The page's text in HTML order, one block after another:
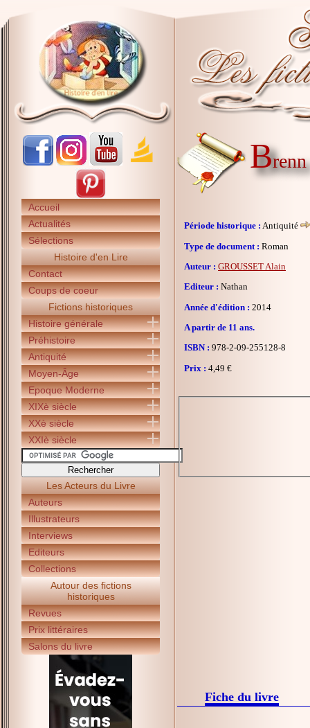
Accueil
Actualités
Sélections
Histoire d'en Lire
Contact
Coups de coeur
Fictions historiques
Histoire générale
Préhistoire
Antiquité
Moyen-Âge
Epoque Moderne
XIXè siècle
XXè siècle
XXIè siècle
Les Acteurs du Livre
Auteurs
Illustrateurs
Interviews
Editeurs
Collections
Autour des fictions
historiques
Revues
Prix littéraires
Salons du livre
B
Période historique : Antiquité
Type de document : Roman
Auteur : GROUSSET Alain
Editeur : Nathan
Année d'édition : 2014
A partir de 11 ans.
ISBN : 978-2-09-255128-8
Prix : 4,49 €
Fiche du livre